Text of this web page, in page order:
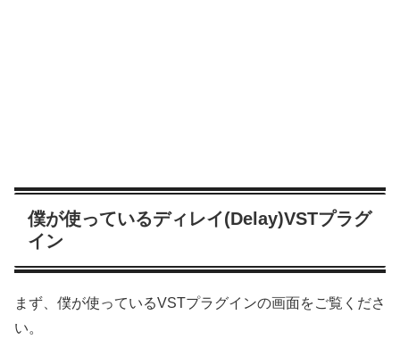
僕が使っているディレイ(Delay)VSTプラグ
イン
まず、僕が使っているVSTプラグインの画面をご覧くださ
い。